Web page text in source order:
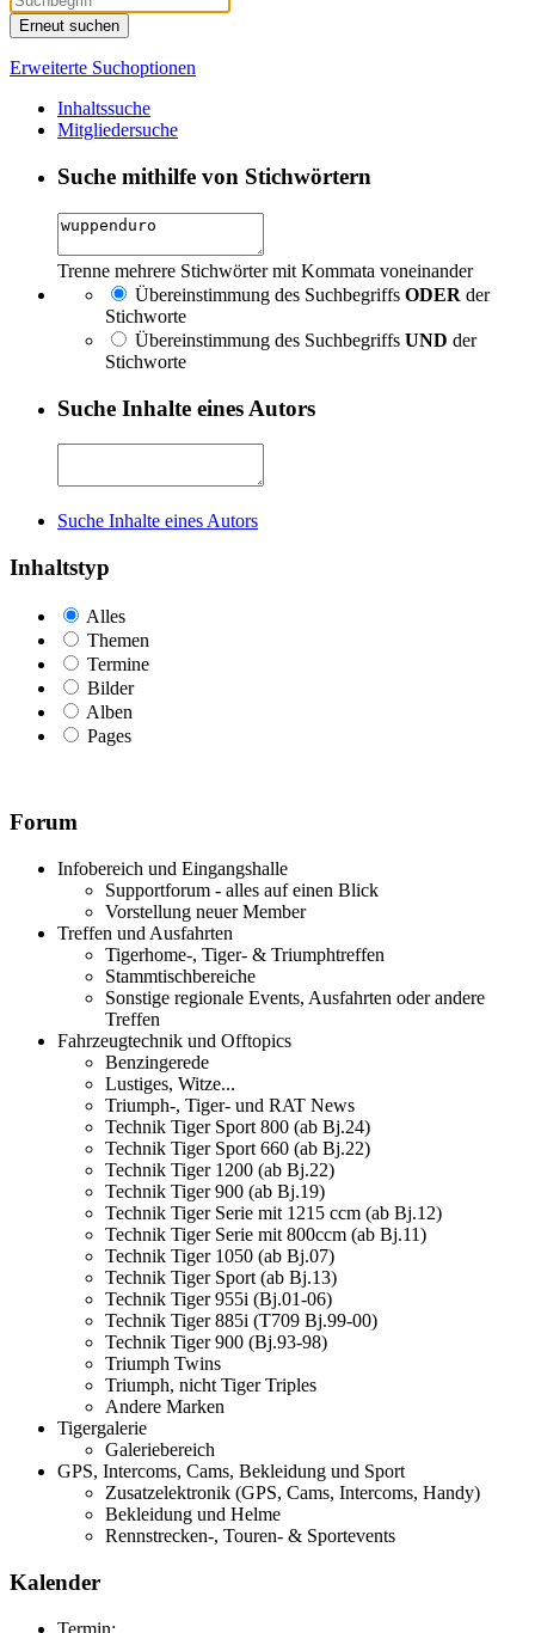
Erneut suchen
Erweiterte Suchoptionen
Inhaltssuche
Mitgliedersuche
Suche mithilfe von Stichwörtern
Trenne mehrere Stichwörter mit Kommata voneinander
Übereinstimmung des Suchbegriffs ODER der
Stichworte
Übereinstimmung des Suchbegriffs UND der
Stichworte
Suche Inhalte eines Autors
Suche Inhalte eines Autors
Inhaltstyp
Alles
Themen
Termine
Bilder
Alben
Pages
Forum
Infobereich und Eingangshalle
Supportforum - alles auf einen Blick
Vorstellung neuer Member
Treffen und Ausfahrten
Tigerhome-, Tiger- & Triumphtreffen
Stammtischbereiche
Sonstige regionale Events, Ausfahrten oder andere
Treffen
Fahrzeugtechnik und Offtopics
Benzingerede
Lustiges, Witze...
Triumph-, Tiger- und RAT News
Technik Tiger Sport 800 (ab Bj.24)
Technik Tiger Sport 660 (ab Bj.22)
Technik Tiger 1200 (ab Bj.22)
Technik Tiger 900 (ab Bj.19)
Technik Tiger Serie mit 1215 ccm (ab Bj.12)
Technik Tiger Serie mit 800ccm (ab Bj.11)
Technik Tiger 1050 (ab Bj.07)
Technik Tiger Sport (ab Bj.13)
Technik Tiger 955i (Bj.01-06)
Technik Tiger 885i (T709 Bj.99-00)
Technik Tiger 900 (Bj.93-98)
Triumph Twins
Triumph, nicht Tiger Triples
Andere Marken
Tigergalerie
Galeriebereich
GPS, Intercoms, Cams, Bekleidung und Sport
Zusatzelektronik (GPS, Cams, Intercoms, Handy)
Bekleidung und Helme
Rennstrecken-, Touren- & Sportevents
Kalender
Termin: